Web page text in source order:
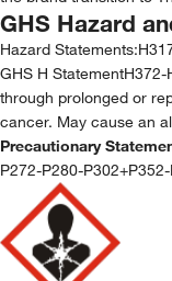
GHS Hazard
Hazard Statements:
GHS H
through prolonged or
cancer. May cause an
Precautionary
P272-P280-